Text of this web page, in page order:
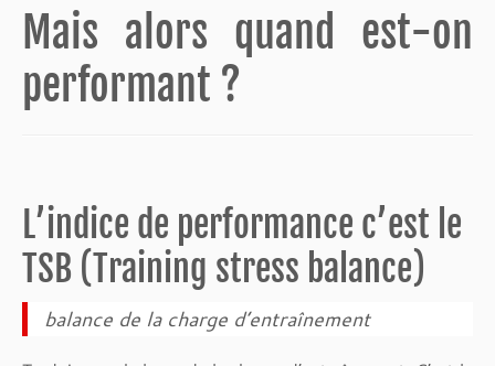
Mais alors quand est-on
performant ?
L’indice de performance c’est le
TSB (Training stress balance)
balance de la charge d’entraînement